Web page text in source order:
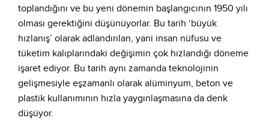
toplandığını ve bu yeni dönemin başlangıcının 1950 yılı
olması gerektiğini düşünüyorlar. Bu tarih ‘büyük
hızlanış’ olarak adlandırılan, yani insan nüfusu ve
tüketim kalıplarındaki değişimin çok hızlandığı döneme
işaret ediyor. Bu tarih aynı zamanda teknolojinin
gelişmesiyle eşzamanlı olarak alüminyum, beton ve
plastik kullanımının hızla yaygınlaşmasına da denk
düşüyor.